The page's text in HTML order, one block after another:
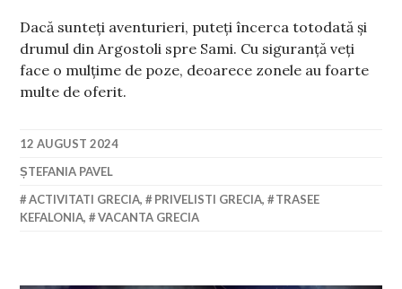
Dacă sunteți aventurieri, puteți încerca totodată și
drumul din Argostoli spre Sami. Cu siguranță veți
face o mulțime de poze, deoarece zonele au foarte
multe de oferit.
12 AUGUST 2024
ȘTEFANIA PAVEL
ACTIVITATI GRECIA, PRIVELISTI GRECIA,
TRASEE
KEFALONIA, VACANTA GRECIA